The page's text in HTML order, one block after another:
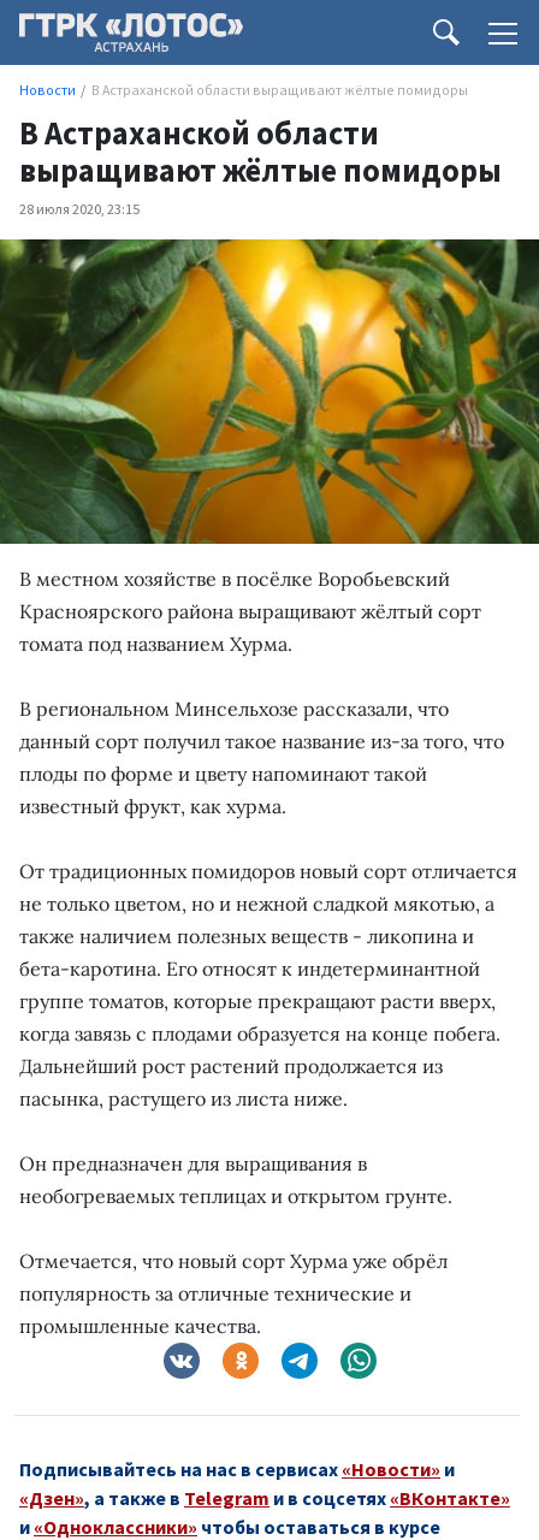
Новости В Астраханской области выращивают жёлтые помидоры
В Астраханской области
выращивают жёлтые помидоры
28 июля 2020, 23:15
В местном хозяйстве в посёлке Воробьевский
Красноярского района выращивают жёлтый сорт
томата под названием Хурма.
В региональном Минсельхозе рассказали, что
данный сорт получил такое название из-за того, что
плоды по форме и цвету напоминают такой
известный фрукт, как хурма.
От традиционных помидоров новый сорт отличается
не только цветом, но и нежной сладкой мякотью, а
также наличием полезных веществ - ликопина и
бета-каротина. Его относят к индетерминантной
группе томатов, которые прекращают расти вверх,
когда завязь с плодами образуется на конце побега.
Дальнейший рост растений продолжается из
пасынка, растущего из листа ниже.
Он предназначен для выращивания в
необогреваемых теплицах и открытом грунте.
Отмечается, что новый сорт Хурма уже обрёл
популярность за отличные технические и
промышленные качества.
Подписывайтесь на нас в сервисах «Новости» и
«Дзен», а также в Telegram и в соцсетях «ВКонтакте»
и «Одноклассники» чтобы оставаться в курсе